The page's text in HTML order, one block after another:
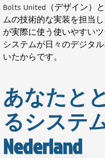
Bolts United（デザイン）
ムの技術的な実装を担当
が実際に使う使いやすい
システムが日々のデジタ
いたからです。
あなたと
るシステ
Nederland